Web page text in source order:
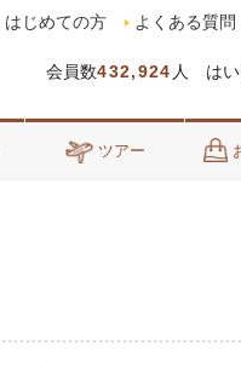
会員数432,924 人 はい
はじめての方 よくある質
ツアー